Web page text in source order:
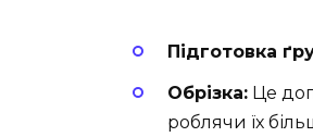
Підготовка
Обрізка: Це
роблячи їх